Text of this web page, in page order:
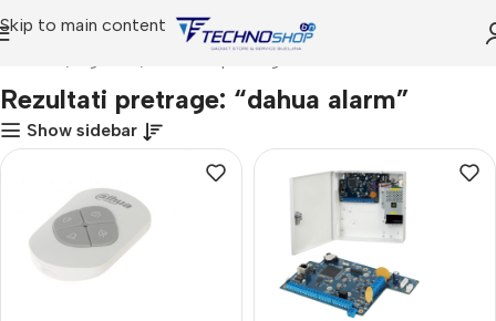
Skip to main content
Rezultati pretrage: “dahua alarm”
Show sidebar